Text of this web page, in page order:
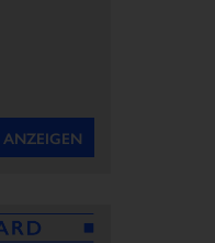
ANZEIGEN